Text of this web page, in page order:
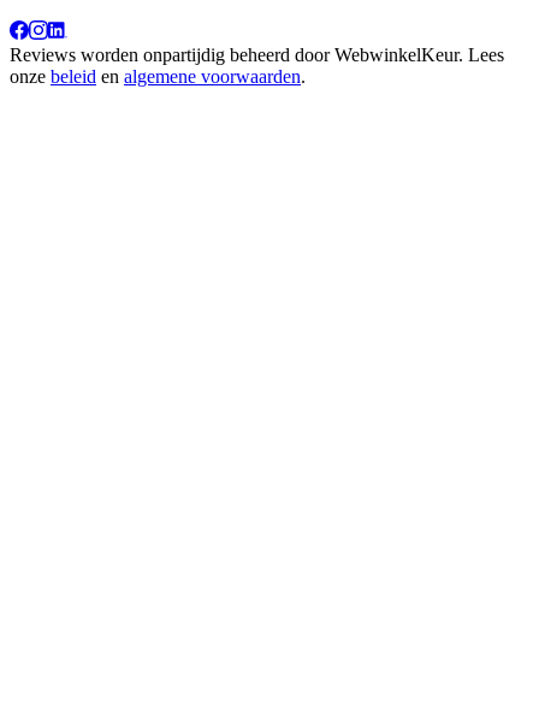
Reviews worden onpartijdig beheerd doorWebwinkelKeur. Lees
onze beleid en algemene voorwaarden.